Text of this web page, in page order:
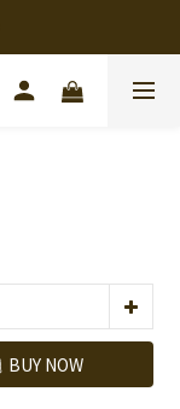
BUY NOW